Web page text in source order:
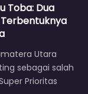
Toba: Dua
Terbentuknya
Utara
sebagai salah
Prioritas